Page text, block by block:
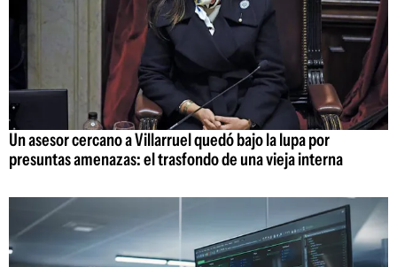
Un asesor cercano a Villarruel quedó bajo la lupa por
presuntas amenazas: el trasfondo de una vieja interna